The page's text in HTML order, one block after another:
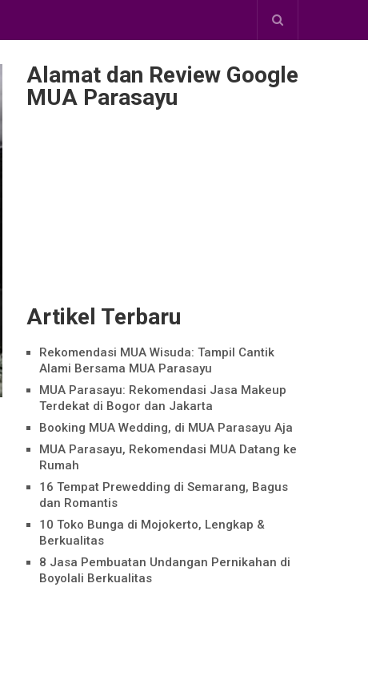
Alamat dan Review Google
MUA Parasayu
Artikel Terbaru
Rekomendasi MUA Wisuda: Tampil Cantik
Alami Bersama MUA Parasayu
MUA Parasayu: Rekomendasi Jasa Makeup
Terdekat di Bogor dan Jakarta
Booking MUA Wedding, di MUA Parasayu Aja
MUA Parasayu, Rekomendasi MUA Datang ke
Rumah
16 Tempat Prewedding di Semarang, Bagus
dan Romantis
10 Toko Bunga di Mojokerto, Lengkap &
Berkualitas
8 Jasa Pembuatan Undangan Pernikahan di
Boyolali Berkualitas